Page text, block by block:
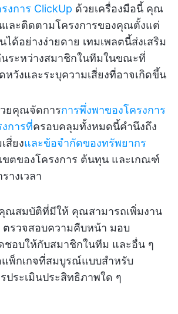
งการ ClickUp ด้วยเครื่องมือนี้ คุณ
และติดตามโครงการของคุณตั้งแต่
ได้อย่างง่ายดาย เทมเพลตนี้ส่งเสริม
นระหว่างสมาชิกในทีมในขณะที่
วังและระบุความเสี่ยงที่อาจเกิดขึ้น
ยคุณจัดการการพึ่งพาของโครงการ
งการที่ครอบคลุมทั้งหมดนี้คำนึงถึง
สี่ยงและข้อจำกัดของทรัพยากร
ขตของโครงการ ต้นทุน และเกณฑ์
างเวลา
ณสมบัติที่มีให้ คุณสามารถเพิ่มงาน
ตรวจสอบความคืบหน้า มอบ
ชอบให้กับสมาชิกในทีม และอื่น ๆ
พ็กเกจที่สมบูรณ์แบบสำหรับ
ประเมินประสิทธิภาพใด ๆ